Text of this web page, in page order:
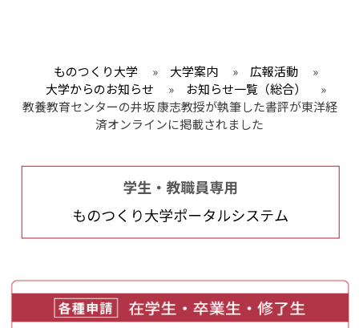
ものつくり大学 » 大学案内 » 広報活動
»
大学からのお知らせ
» お知らせ一覧（総合）
»
教養教育センターの井坂 康志教授が執筆した書評が東洋経
済オンラインに掲載されました